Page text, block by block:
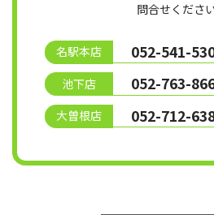
問合せください
名駅本店 052-541-
池下店 052-763-
大曽根店 052-712-